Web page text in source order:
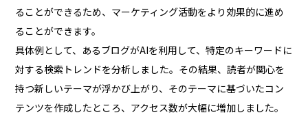
ることができるため、マーケティング活動をより効果的に進め
ることができます。
具体例として、あるブログがAIを利用して、特定のキーワードに
対する検索トレンドを分析しました。その結果、読者が関心を
持つ新しいテーマが浮かび上がり、そのテーマに基づいたコン
テンツを作成したところ、アクセス数が大幅に増加しました。